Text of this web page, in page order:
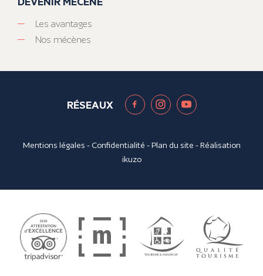
Les avantages
Nos mécènes
RÉSEAUX
Mentions légales - Confidentialité -Plan du site - Réalisation
ikuzo